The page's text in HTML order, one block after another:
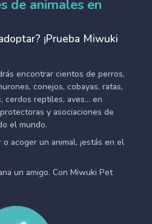
de animales en
¡Prueba Miwuki
encontrar cientos de perros,
conejos, cobayas, ratas,
cerdos reptiles, aves... en
y asociaciones de
el mundo.
acoger un animal, ¡estás en el
un amigo. Con Miwuki Pet